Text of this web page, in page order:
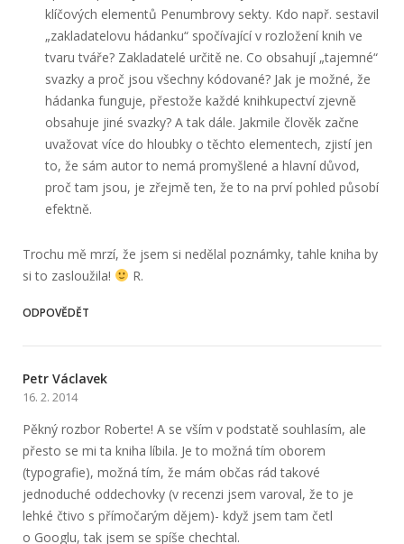
klíčových elementů Penumbrovy sekty. Kdo např. sestavil
„zakladatelovu hádanku“ spočívající v rozložení knih ve
tvaru tváře? Zakladatelé určitě ne. Co obsahují „tajemné“
svazky a proč jsou všechny kódované? Jak je možné, že
hádanka funguje, přestože každé knihkupectví zjevně
obsahuje jiné svazky? A tak dále. Jakmile člověk začne
uvažovat více do hloubky o těchto elementech, zjistí jen
to, že sám autor to nemá promyšlené a hlavní důvod,
proč tam jsou, je zřejmě ten, že to na prví pohled působí
efektně.
Trochu mě mrzí, že jsem si nedělal poznámky, tahle kniha by
si to zasloužila!
R.
ODPOVĚDĚT
Petr Václavek
16. 2. 2014
Pěkný rozbor Roberte! A se vším v podstatě souhlasím, ale
přesto se mi ta kniha líbila. Je to možná tím oborem
(typografie), možná tím, že mám občas rád takové
jednoduché oddechovky (v recenzi jsem varoval, že to je
lehké čtivo s přímočarým dějem)- když jsem tam četl
o Googlu, tak jsem se spíše chechtal.